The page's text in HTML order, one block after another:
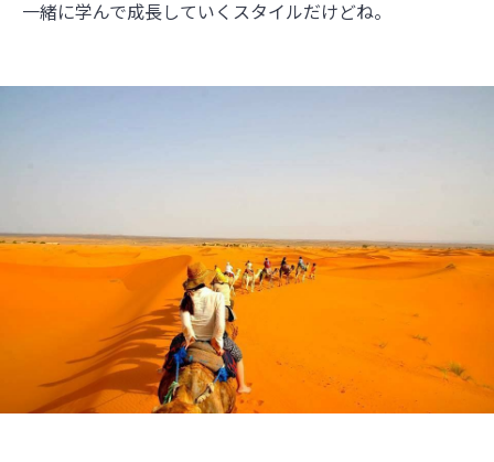
一緒に学んで成長していくスタイルだけどね。